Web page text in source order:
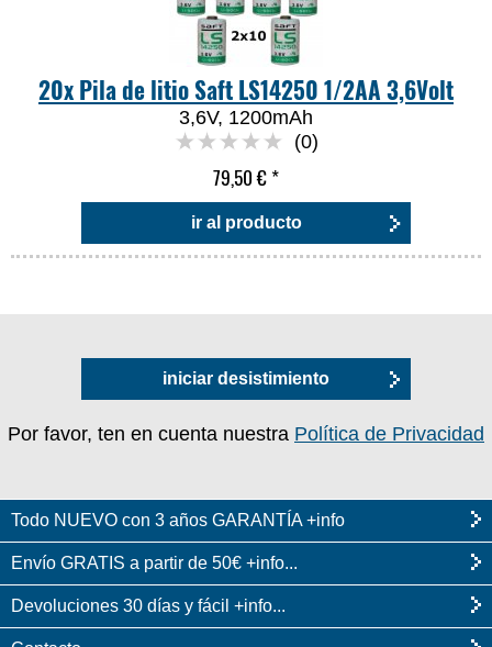
20x Pila de litio Saft LS14250 1/2AA 3,6Volt
3,6V, 1200mAh
(0)
79,50 €*
ir al producto
iniciar desistimiento
Por favor, ten en cuenta nuestra Política de Privacidad
Todo NUEVO con 3 años GARANTÍA +info
Envío GRATIS a partir de 50€ +info...
Devoluciones 30 días y fácil +info...